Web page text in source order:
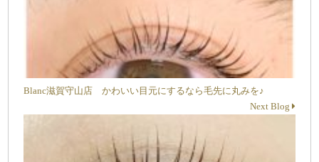
Blanc滋賀守山店 かわいい目元にするなら毛先に丸みを♪
Next Blog